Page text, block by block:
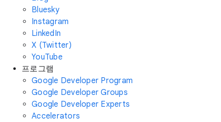
Bluesky
Instagram
LinkedIn
X (Twitter)
YouTube
프로그램
Google Developer Program
Google Developer Groups
Google Developer Experts
Accelerators